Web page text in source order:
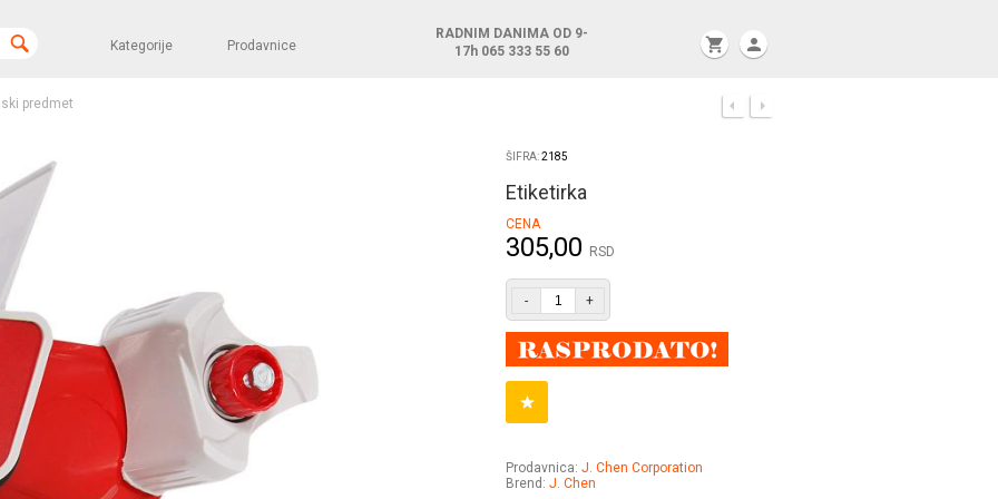
Kategorije Prodavnice
RADNIM DANIMA OD 9-
17h 065 333 55 60 shopping_cart person
predmet
ŠIFRA:2185
Etiketirka
CENA
305,00 RSD
- +
Prodavnica: J. Chen Corporation
Brend: J. Chen